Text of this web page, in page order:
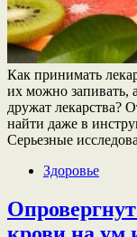
Как принимать
их можно запивать,
дружат лекарства?
найти даже в
Серьезные
Здоровье